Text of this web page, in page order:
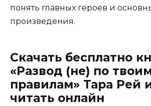
понять главных героев и
произведения.
Скачать бесплатно
«Развод (не) по
правилам» Тара Рей
читать онлайн